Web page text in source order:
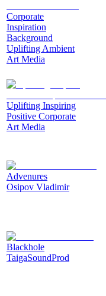
Corporate
Inspiration
Background
Uplifting Ambient
Art Media
Uplifting Inspiring
Positive Corporate
Art Media
Advenures
Osipov Vladimir
Blackhole
TaigaSoundProd